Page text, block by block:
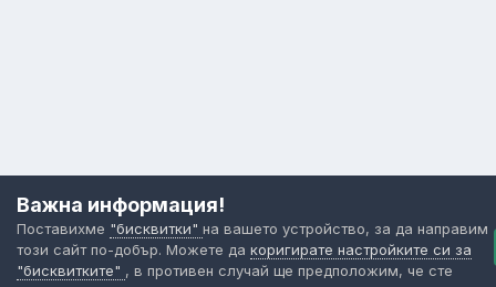
Важна информация!
Поставихме "бисквитки" на вашето устройство, за да направим
този сайт по-добър. Можете да коригирате настройките си за
"бисквитките" , в противен случай ще предположим, че сте